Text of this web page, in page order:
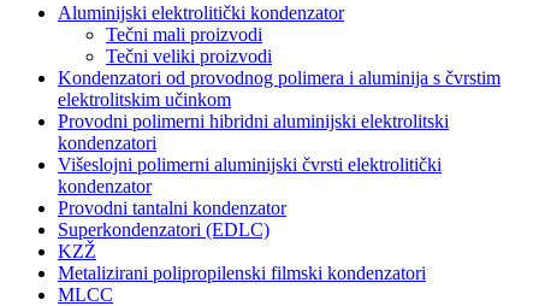
Aluminijski elektrolitički kondenzator
Tečni mali proizvodi
Tečni veliki proizvodi
Kondenzatori od provodnog polimera i aluminija s čvrstim
elektrolitskim učinkom
Provodni polimerni hibridni aluminijski elektrolitski
kondenzatori
Višeslojni polimerni aluminijski čvrsti elektrolitički
kondenzator
Provodni tantalni kondenzator
Superkondenzatori (EDLC)
KZŽ
Metalizirani polipropilenski filmski kondenzatori
MLCC